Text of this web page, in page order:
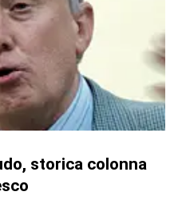
VIA RIVAROLO
nella tasca dei
del